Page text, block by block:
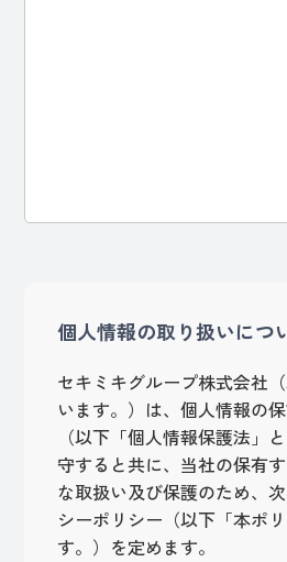
個人情報の取り扱いにつ
セキミキグループ株式会社
います。）は、個人情報の
（以下「個人情報保護法」
守すると共に、当社の保有
な取扱い及び保護のため、
シーポリシー（以下「本ポ
す。）を定めます。